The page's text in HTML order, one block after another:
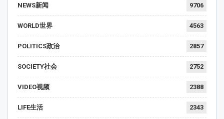
NEWS新闻 9706
WORLD世界 4563
POLITICS政治 2857
SOCIETY社会 2752
VIDEO视频 2388
LIFE生活 2343